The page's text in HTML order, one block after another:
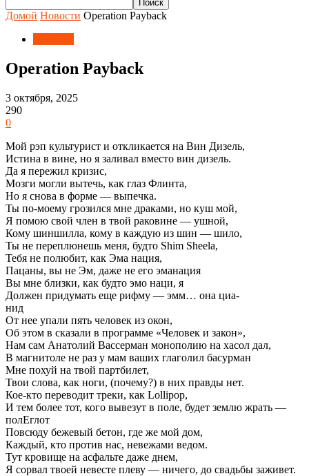
Домой Новости Operation Payback
Operation Payback
3 октября, 2025
290
0
Мой рэп культурист и откликается на Вин Дизель,
Истина в вине, но я заливал вместо вин дизель.
Да я пережил кризис,
Мозги могли вытечь, как глаз Флинта,
Но я снова в форме — выпечка.
Ты по-моему грозился мне драками, но куш мой,
Я помою свой член в твой раковине — ушной,
Кому шиншилла, кому в каждую из шин — шило,
Ты не переплюнешь меня, будто Shim Sheela,
Тебя не полюбит, как Эма нация,
Пацаны, вы не Эм, даже не его эманация
Вы мне близки, как будто эмо наци, я
Должен придумать еще рифму — эмм… она циа-
нид
От нее упали пять человек из окон,
Об этом в сказали в программе «Человек и закон»,
Нам сам Анатолий Вассерман монополию на хасол дал,
В магнитоле не раз у мам ваших глаголил басурман
Мне похуй на твой партбилет,
Твои слова, как ноги, (почему?) в них правды нет.
Кое-кто переводит треки, как Lollipop,
И тем более тот, кого вывезут в поле, будет землю жрать —
полЕглот
Повсюду бежевый бетон, где же мой дом,
Каждый, кто против нас, невежами ведом.
Тут кровище на асфальте даже днем,
Я сорвал твоей невесте плеву — ничего, до свадьбы заживет.